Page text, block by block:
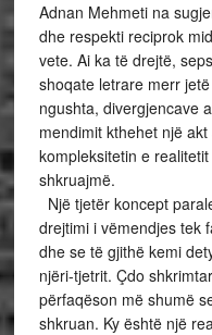
Adnan Mehmeti na
dhe respekti reciprok
vete. Ai ka të drejtë,
shoqate letrare merr
ngushta, divergjencave
mendimit kthehet një
kompleksitetin e
shkruajmë.
Një tjetër koncept
drejtimi i vëmendjes tek
dhe se të gjithë kemi
njëri-tjetrit. Çdo
përfaqëson më shumë
shkruan. Ky është një